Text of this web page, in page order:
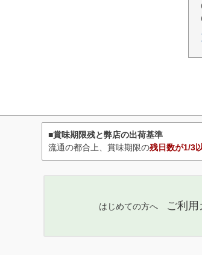
■賞味期限残と弊店の出荷基準
流通の都合上、賞味期限の残日数が1/3
はじめての方へ ご利用